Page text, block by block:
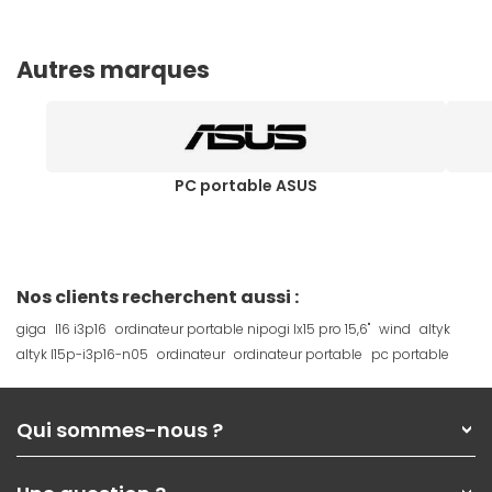
Autres marques
PC portable ASUS
Nos clients recherchent aussi :
giga l16 i3p16 ordinateur portable nipogi lx15 pro 15,6" wind altyk
altyk l15p-i3p16-n05 ordinateur ordinateur portable pc portable
Qui sommes-nous ?